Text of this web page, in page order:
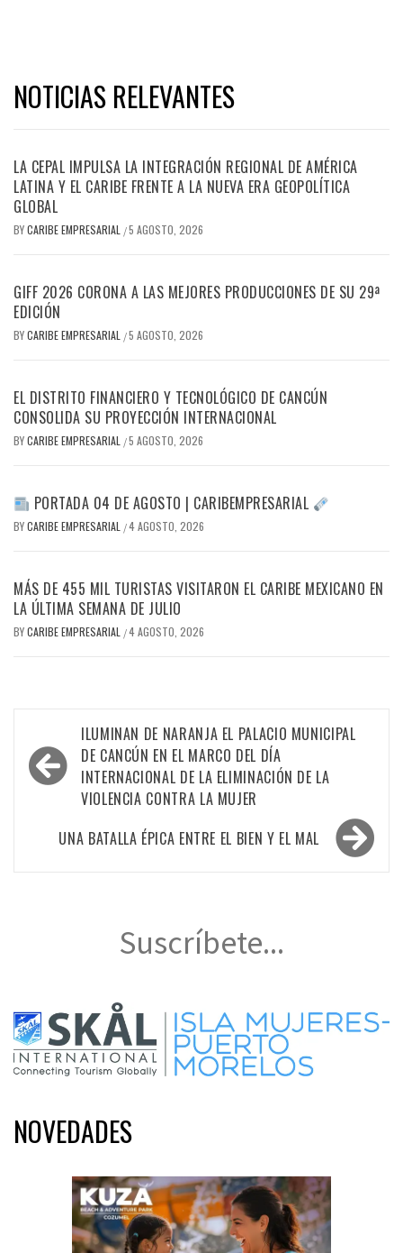
NOTICIAS RELEVANTES
LA CEPAL IMPULSA LA INTEGRACIÓN REGIONAL DE AMÉRICA
LATINA Y EL CARIBE FRENTE A LA NUEVA ERA GEOPOLÍTICA
GLOBAL
BYCARIBE EMPRESARIAL /5 AGOSTO, 2026
GIFF 2026 CORONA A LAS MEJORES PRODUCCIONES DE SU 29ª
EDICIÓN
BYCARIBE EMPRESARIAL /5 AGOSTO, 2026
EL DISTRITO FINANCIERO Y TECNOLÓGICO DE CANCÚN
CONSOLIDA SU PROYECCIÓN INTERNACIONAL
BYCARIBE EMPRESARIAL /5 AGOSTO, 2026
PORTADA 04 DE AGOSTO | CARIBEMPRESARIAL
BYCARIBE EMPRESARIAL /4 AGOSTO, 2026
MÁS DE 455 MIL TURISTAS VISITARON EL CARIBE MEXICANO EN
LA ÚLTIMA SEMANA DE JULIO
BYCARIBE EMPRESARIAL /4 AGOSTO, 2026
Navegación
de
entradas
ILUMINAN DE NARANJA EL PALACIO MUNICIPAL
DE CANCÚN EN EL MARCO DEL DÍA
INTERNACIONAL DE LA ELIMINACIÓN DE LA
VIOLENCIA CONTRA LA MUJER
UNA BATALLA ÉPICA ENTRE EL BIEN Y EL MAL
Suscríbete...
NOVEDADES